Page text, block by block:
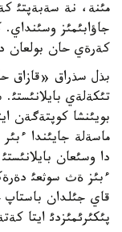
مئنة، نة سةبةپتئ
جاؤابئمئز
كةرةي حان بولعان
بذل سذراق «قازاق
بويئنشا كوپتةگةن
ماسةلة جايئندا ءبئر
دا وسئعان
ءبئز ةث سوثعئ
قاي جئلدان باستاپ
پئكئرئمئزدئ ايتا